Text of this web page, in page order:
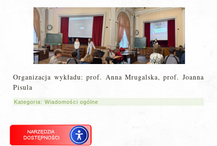
Organizacja wykładu: prof. Anna Mrugalska, prof. Joanna
Pisula
Kategoria:Wiadomości ogólne